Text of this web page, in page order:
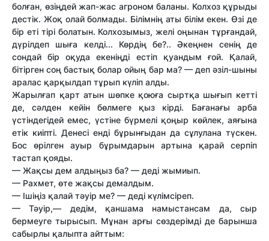
болған, өзіңдей жап-жас агроном баланы. Колхоз құрыды
дестік. Жоқ олай болмады. Білімнің аты білім екен. Өзі де
бір еті тірі болатын. Колхозымыз, желі оңынан тұрғандай,
дүрілдеп шыға келді... Көрдің бе?.. Әкеңнен сенің де
сондай бір оқуда екеніңді естіп қуандым ғой. Қалай,
бітірген соң бастық болар ойың бар ма? — деп әзіл-шыны
аралас қарқылдап тұрып күліп алды.
Жарылғап қарт атын шөпке қоюға сыртқа шығып кетті
де, сәлден кейін бөлмеге қыз кірді. Бағанағы арба
үстіндегідей емес, үстіне бүрмелі қоңыр көйлек, аяғына
етік киіпті. Денесі енді бұрынғыдан да сұлулана түскен.
Бос өрілген ауыр бұрымдарын артына қарай серпіп
тастап қояды.
— Жақсы дем алдыңыз ба? — деді жымиып.
— Рахмет, өте жақсы демалдым.
— Ішіңіз қалай тәуір ме? — деді күлімсіреп.
— Тәуір,— дедім, қаншама намыстансам да, сыр
бермеуге тырысып. Мұнан арғы сөздерімді де барынша
сабырлы қалыпта айттым: